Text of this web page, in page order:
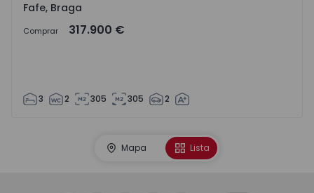
Fafe, Braga
Comprar 317.900 €
3 2 305 305 2
Mapa Lista